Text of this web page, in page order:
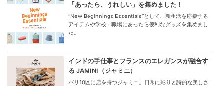
「あったら、うれしい」を集めました！
“New Beginnings Essentials”として、新生活を応援する
アイテムや学校・職場にあったら便利なグッズを集めまし
た。
インドの手仕事とフランスのエレガンスが融合す
る JAMINI（ジャミニ）
パリ10区に店を持つジャミニ。日常に彩りと詩的な美しさ